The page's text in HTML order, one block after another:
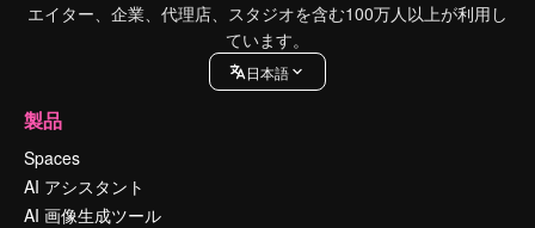
エイター、企業、代理店、スタジオを含む100万人以上が利用し
ています。
日本語
製品
Spaces
AI アシスタント
AI 画像生成ツール